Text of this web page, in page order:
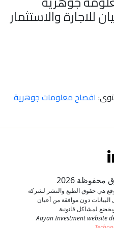
للاجارة والاستثمار
افصاح معلومات جوهرية
2026
هي حقوق الطبع والنشر لشركة
البيانات دون موافقة من أعيان
Aayan Investment website